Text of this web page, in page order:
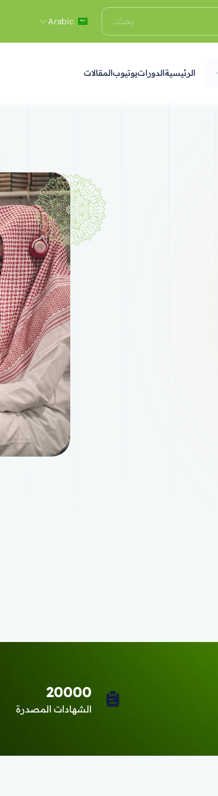
Arabic
الرئيسيةالدوراتيوتيوبالمقالات
20000
الشهادات المصدرة